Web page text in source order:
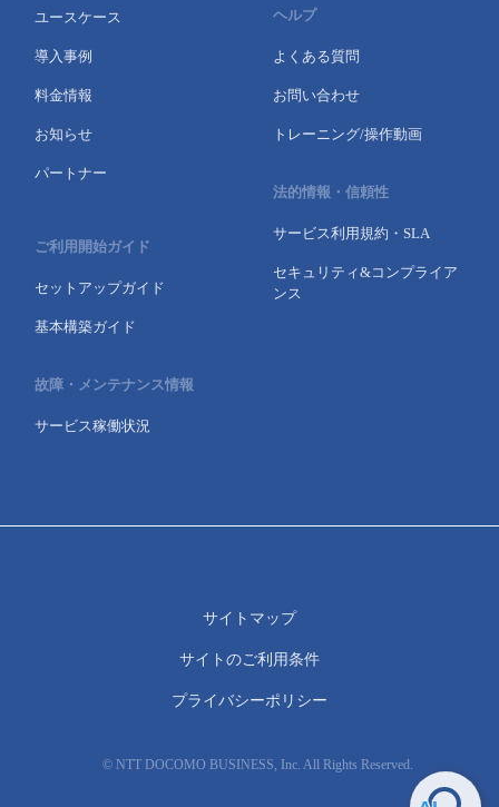
ユースケース
導入事例
料金情報
お知らせ
パートナー
ご利用開始ガイド
セットアップガイド
基本構築ガイド
故障・メンテナンス情報
サービス稼働状況
ヘルプ
よくある質問
お問い合わせ
トレーニング/操作動画
法的情報・信頼性
サービス利用規約・SLA
セキュリティ&コンプライア
ンス
© NTT DOCOMO BUSINESS, Inc. All Rights Reserved.
サイトマップ
サイトのご利用条件
プライバシーポリシー